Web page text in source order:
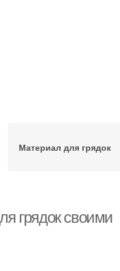
Материал для грядок
грядок своими